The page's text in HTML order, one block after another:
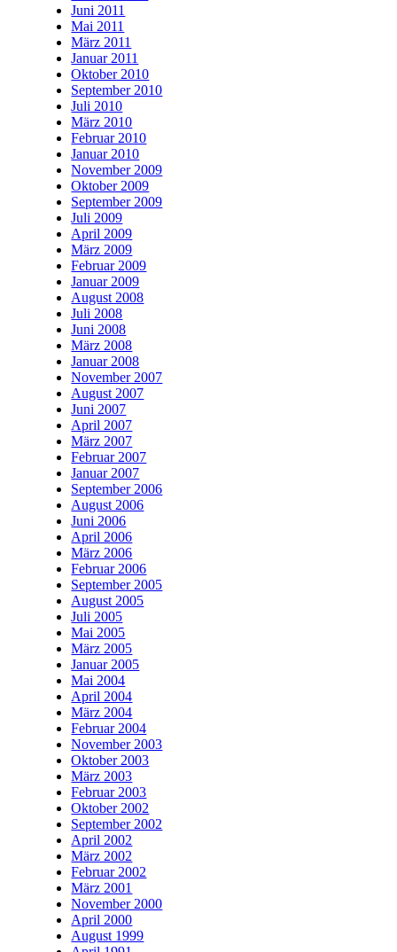
Juni 2011
Mai 2011
März 2011
Januar 2011
Oktober 2010
September 2010
Juli 2010
März 2010
Februar 2010
Januar 2010
November 2009
Oktober 2009
September 2009
Juli 2009
April 2009
März 2009
Februar 2009
Januar 2009
August 2008
Juli 2008
Juni 2008
März 2008
Januar 2008
November 2007
August 2007
Juni 2007
April 2007
März 2007
Februar 2007
Januar 2007
September 2006
August 2006
Juni 2006
April 2006
März 2006
Februar 2006
September 2005
August 2005
Juli 2005
Mai 2005
März 2005
Januar 2005
Mai 2004
April 2004
März 2004
Februar 2004
November 2003
Oktober 2003
März 2003
Februar 2003
Oktober 2002
September 2002
April 2002
März 2002
Februar 2002
März 2001
November 2000
April 2000
August 1999